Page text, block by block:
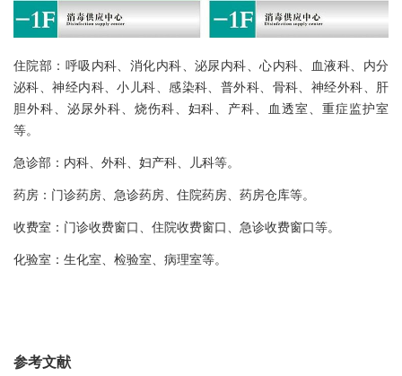
住院部：呼吸内科、消化内科、泌尿内科、心内科、血液科、内分
泌科、神经内科、小儿科、感染科、普外科、骨科、神经外科、肝
胆外科、泌尿外科、烧伤科、妇科、产科、血透室、重症监护室
等。
急诊部：内科、外科、妇产科、儿科等。
药房：门诊药房、急诊药房、住院药房、药房仓库等。
收费室：门诊收费窗口、住院收费窗口、急诊收费窗口等。
化验室：生化室、检验室、病理室等。
参考文献